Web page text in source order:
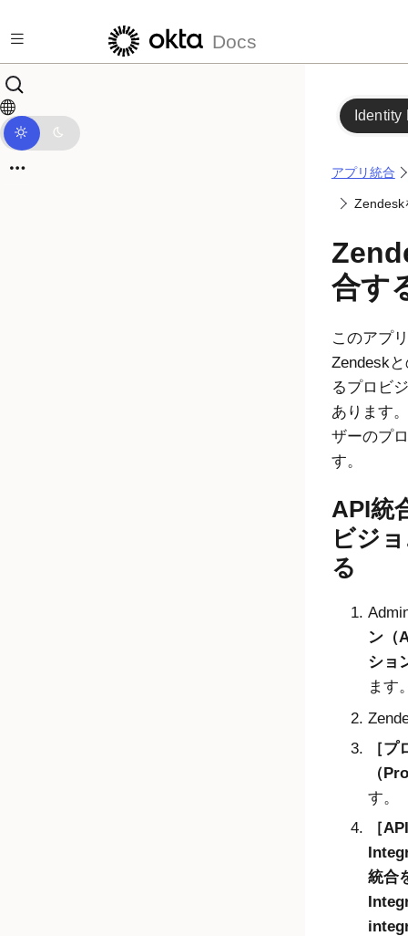
Docs
Identity
アプリ統合
Zendesk
合す
このアプ
Zendesk
るプロビ
あります
ザーのプ
す。
API統
ビジ
る
ン（
ショ
ます
プ
（
す。
統合